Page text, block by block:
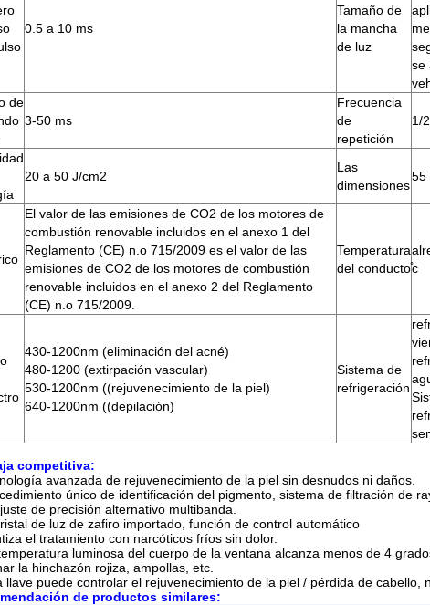
0.5 a 10 ms
Tamaño de
la mancha
de luz
se
de
3-50 ms
Frecuencia
de
repetición
1/
20 a 50 J/cm2
Las
dimensiones
55
El valor de las emisiones de CO2 de los motores de
combustión renovable incluidos en el anexo 1 del
Reglamento (CE) n.o 715/2009 es el valor de las
emisiones de CO2 de los motores de combustión
renovable incluidos en el anexo 2 del Reglamento
(CE) n.o 715/2009.
Temperatura
del conducto̊c
430-1200nm (eliminación del acné)
480-1200 (extirpación vascular)
530-1200nm ((rejuvenecimiento de la piel)
640-1200nm ((depilación)
Sistema de
refrigeración
competitiva:
avanzada de rejuvenecimiento de la piel sin desnudos ni daños.
único de identificación del pigmento, sistema de filtración de
de precisión alternativo multibanda.
de luz de zafiro importado, función de control automático
el tratamiento con narcóticos fríos sin dolor.
luminosa del cuerpo de la ventana alcanza menos de 4
la hinchazón rojiza, ampollas, etc.
llave puede controlar el rejuvenecimiento de la piel / pérdida de cabello,
de productos similares: